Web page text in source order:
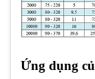
Ứng dụng